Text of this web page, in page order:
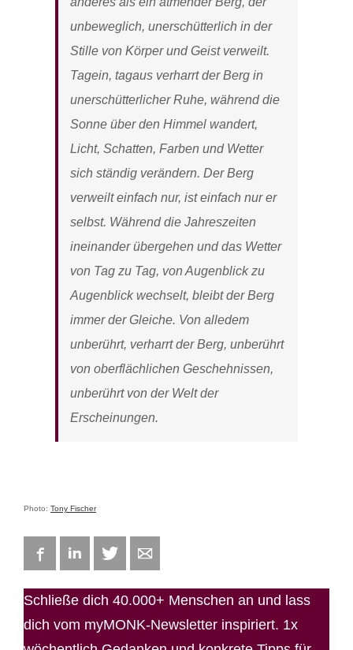
unbeweglich, unerschütterlich in der
Stille von Körper und Geist verweilt.
Tagein, tagaus verharrt der Berg in
unerschütterlicher Ruhe, während die
Sonne über den Himmel wandert,
Licht, Schatten, Farben und Wetter
sich ständig verändern. Der Berg
verweilt einfach nur, ist einfach nur er
selbst. Während die Jahreszeiten
ineinander übergehen und das Wetter
von Tag zu Tag, von Augenblick zu
Augenblick wechselt, bleibt der Berg
immer der Gleiche. Von alledem
unberührt, verharrt der Berg, unberührt
von oberflächlichen Geschehnissen,
unberührt von der Welt der
Erscheinungen.
Photo: Tony Fischer
FacebookLinkedIn Twitter
Schließe dich 40.000+ Menschen an und lass
dich vom myMONK-Newsletter inspiriert. 1x